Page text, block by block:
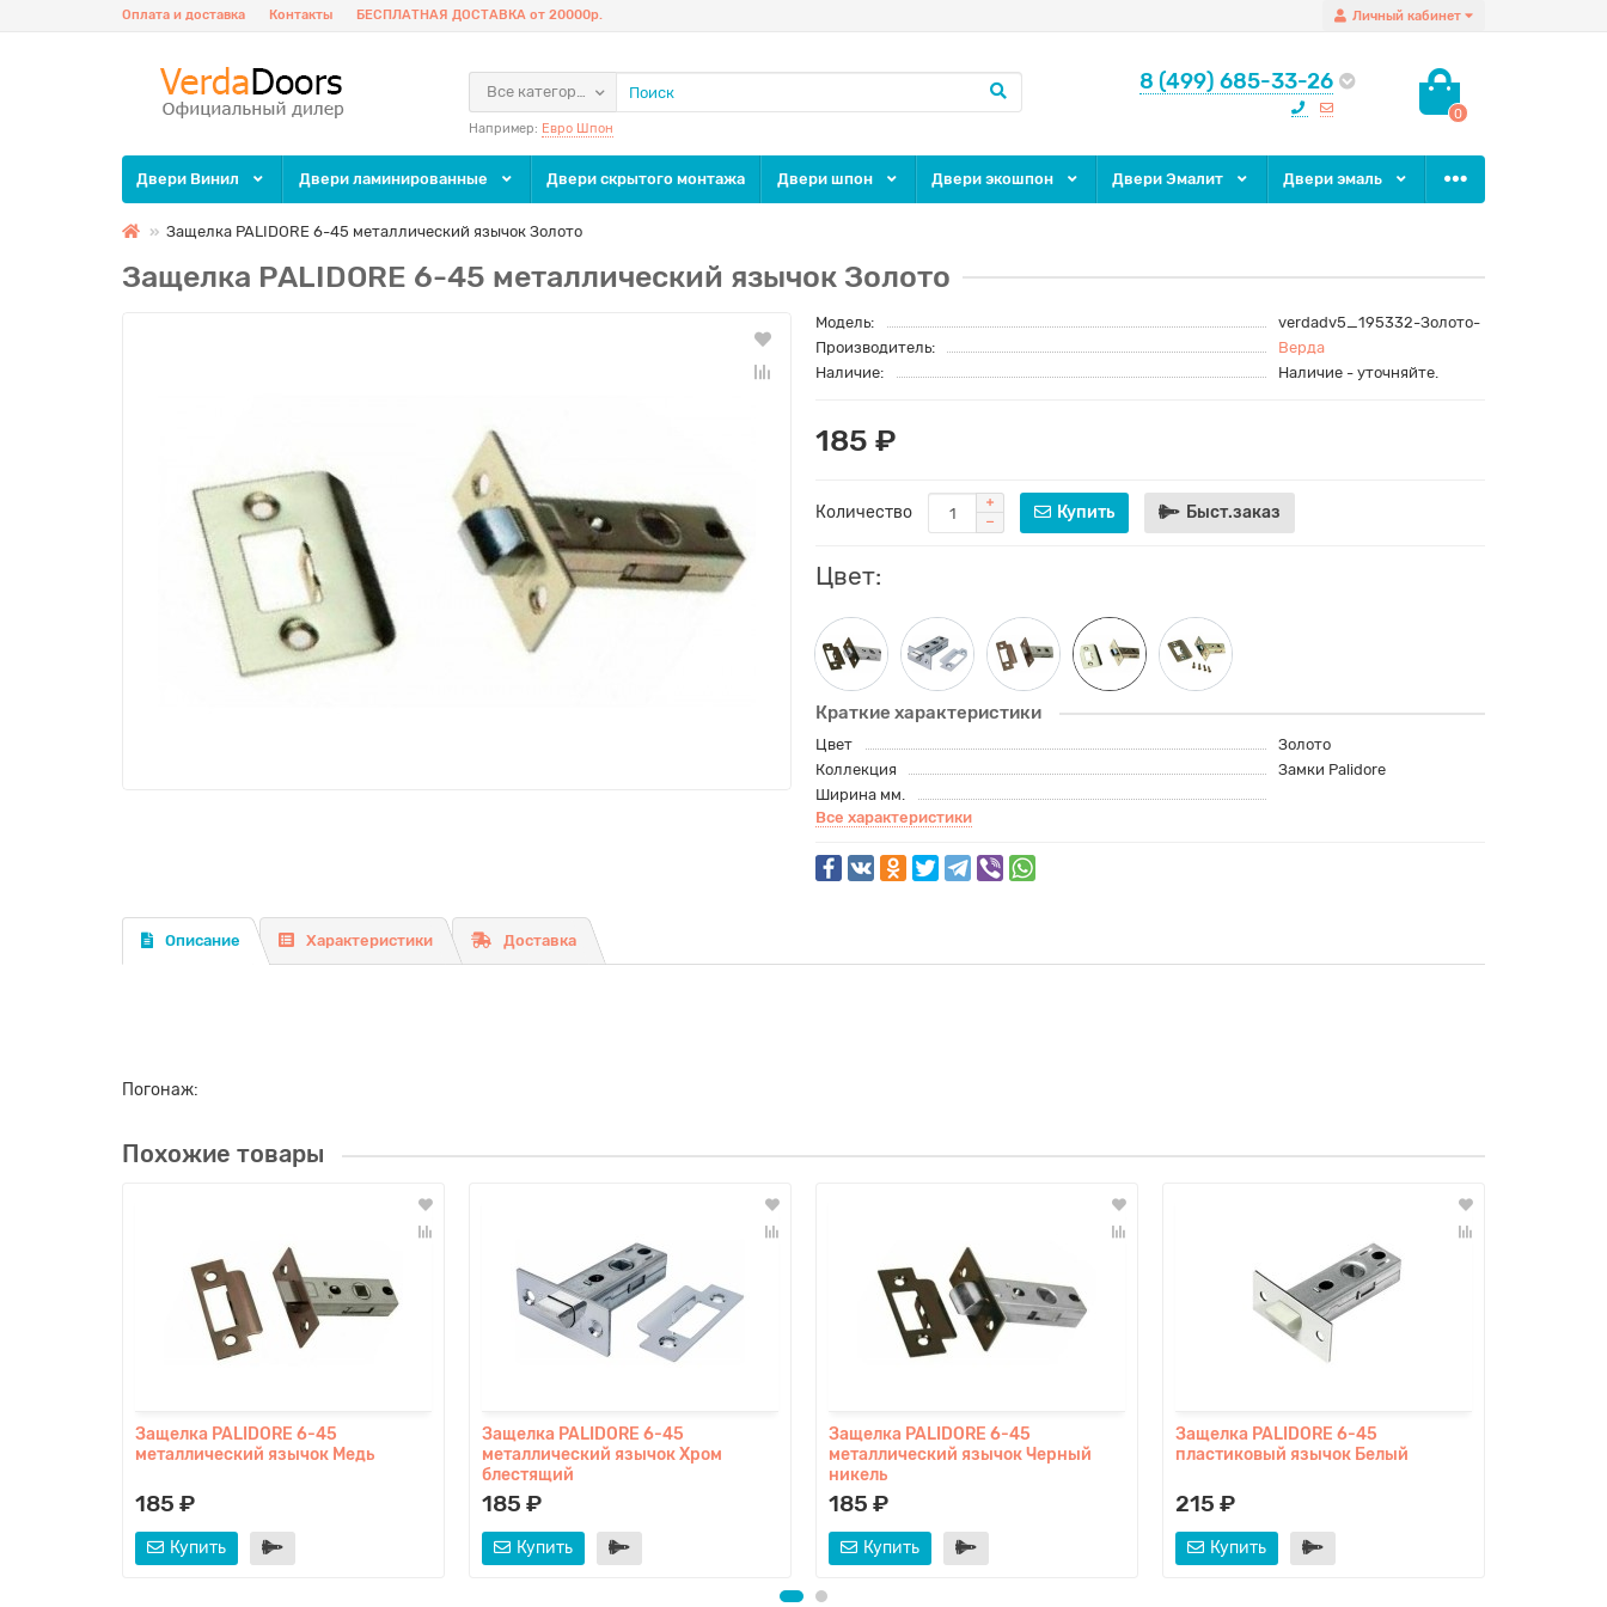
Личный кабинет
Оплата и доставка Контакты БЕСПЛАТНАЯ ДОСТАВКА от 20000р.
8 (499) 685-33-26
0
Все категории
Например: Евро Шпон
Двери Винил Двери ламинированные Двери скрытого монтажа Двери шпон Двери экошпон Двери Эмалит Двери эмаль
Защелка PALIDORE 6-45 металлический язычок Золото
Защелка PALIDORE 6-45 металлический язычок Золото
Модель:
verdadv5_195332-Золото-
Производитель:
Верда
Наличие:
Наличие - уточняйте.
185 ₽
Количество Купить Быст.заказ
Цвет:
Краткие характеристики
Цвет
Золото
Коллекция
Замки Palidore
Ширина мм.
Все характеристики
Описание Характеристики Доставка
Погонаж:
Похожие товары
Защелка PALIDORE 6-45
металлический язычок Медь
185 ₽
Купить
Защелка PALIDORE 6-45
металлический язычок Хром
блестящий
185 ₽
Купить
Защелка PALIDORE 6-45
металлический язычок Черный
никель
185 ₽
Купить
Защелка PALIDORE 6-45
пластиковый язычок Белый
215 ₽
Купить